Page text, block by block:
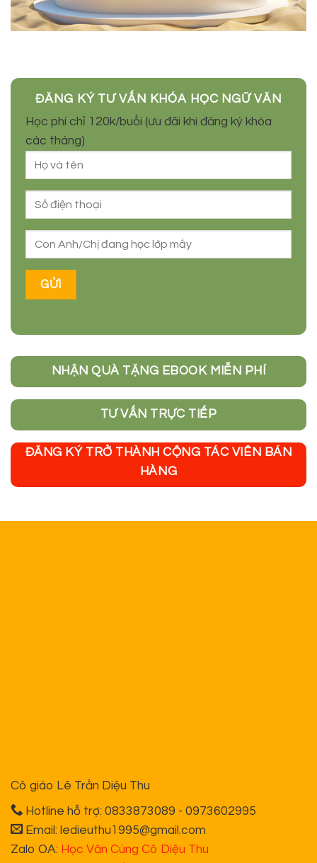
ĐĂNG KÝ TƯ VẤN KHÓA HỌC NGỮ VĂN
Học phí chỉ 120k/buổi (ưu đãi khi đăng ký khóa
các tháng)
NHẬN QUÀ TẶNG EBOOK MIỄN PHÍ
TƯ VẤN TRỰC TIẾP
ĐĂNG KÝ TRỞ THÀNH CỘNG TÁC VIÊN BÁN
HÀNG
Cô giáo Lê Trần Diệu Thu
Hotline hỗ trợ: 0833873089 - 0973602995
Email: ledieuthu1995@gmail.com
Zalo OA: Học Văn Cùng Cô Diệu Thu